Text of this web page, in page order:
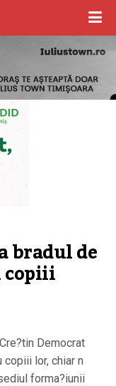
bradul de
copiii
Democrat
lor, chiar n
forma?iunii